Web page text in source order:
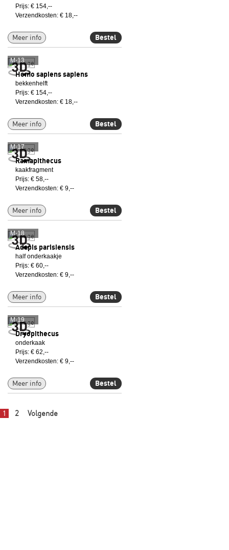
Prijs: € 154,--
Verzendkosten: € 18,--
Bestel
Meer info
M-13
Homo sapiens sapiens
bekkenhelft
Prijs: € 154,--
Verzendkosten: € 18,--
Bestel
Meer info
M-17
Ramapithecus
kaakfragment
Prijs: € 58,--
Verzendkosten: € 9,--
Bestel
Meer info
M-18
Adapis parisiensis
half onderkaakje
Prijs: € 60,--
Verzendkosten: € 9,--
Bestel
Meer info
M-19
Dryopithecus
onderkaak
Prijs: € 62,--
Verzendkosten: € 9,--
Bestel
Meer info
1 2 Volgende